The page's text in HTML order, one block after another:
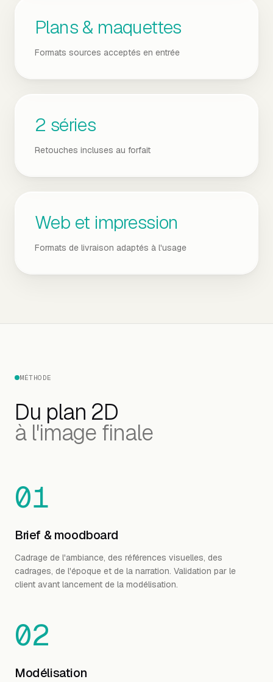
Plans & maquettes
Formats sources acceptés en entrée
2 séries
Retouches incluses au forfait
Web et impression
Formats de livraison adaptés à l'usage
MÉTHODE
Du plan 2D
à l'image finale
01
Brief & moodboard
Cadrage de l'ambiance, des références visuelles, des
cadrages, de l'époque et de la narration. Validation par le
client avant lancement de la modélisation.
02
Modélisation